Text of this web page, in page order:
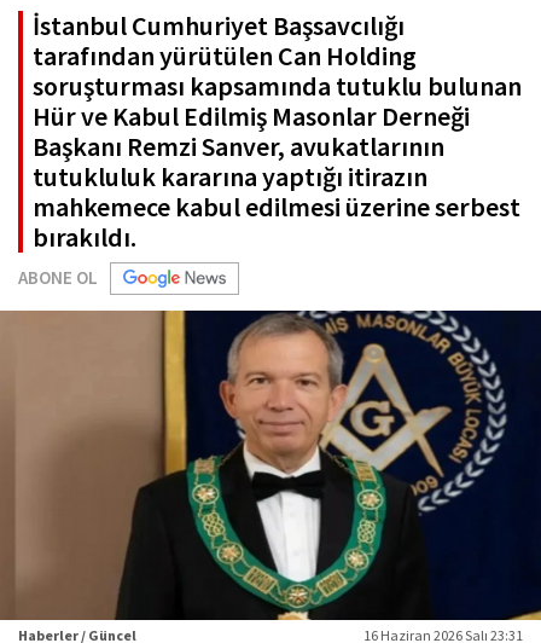
İstanbul Cumhuriyet Başsavcılığı
tarafından yürütülen Can Holding
soruşturması kapsamında tutuklu bulunan
Hür ve Kabul Edilmiş Masonlar Derneği
Başkanı Remzi Sanver, avukatlarının
tutukluluk kararına yaptığı itirazın
mahkemece kabul edilmesi üzerine serbest
bırakıldı.
ABONE OL
Haberler / Güncel 16 Haziran 2026 Salı 23:31